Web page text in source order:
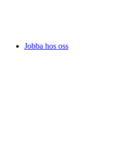
Jobba hos oss